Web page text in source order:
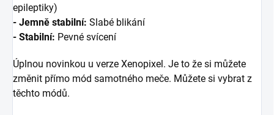
epileptiky)
- Jemně stabilní: Slabé blikání
- Stabilní: Pevné svícení
Úplnou novinkou u verze Xenopixel. Je to že si můžete
změnit přímo mód samotného meče. Můžete si vybrat z
těchto módů.